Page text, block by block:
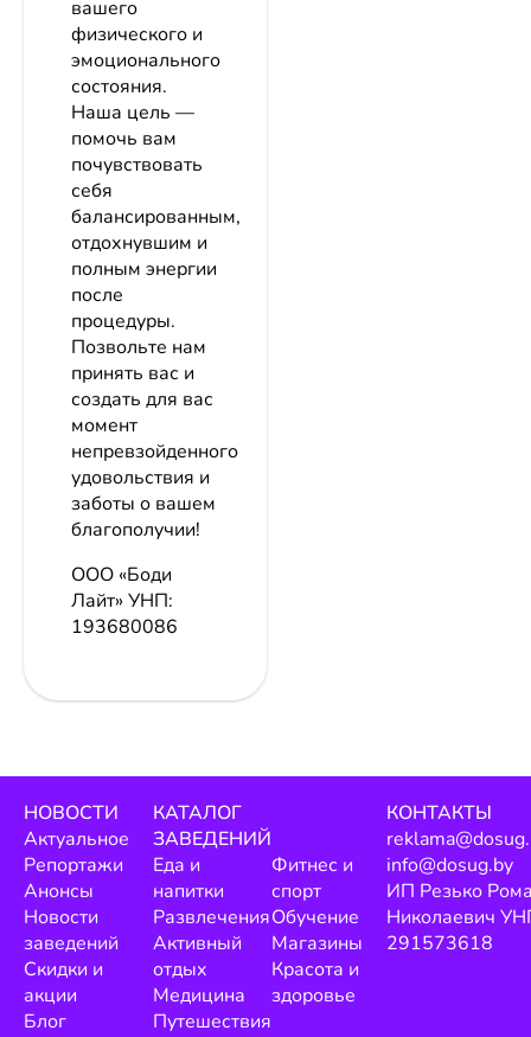
вашего
физического и
эмоционального
состояния.
Наша цель —
помочь вам
почувствовать
себя
балансированным,
отдохнувшим и
полным энергии
после
процедуры.
Позвольте нам
принять вас и
создать для вас
момент
непревзойденного
удовольствия и
заботы о вашем
благополучии!
ООО «Боди
Лайт» УНП:
193680086
НОВОСТИ
Актуальное
Репортажи
Анонсы
Новости
заведений
Скидки и
акции
Блог
КАТАЛОГ
ЗАВЕДЕНИЙ
Еда и
напитки
Развлечения
Активный
отдых
Медицина
Путешествия
Фитнес и
спорт
Обучение
Магазины
Красота и
здоровье
КОНТАКТЫ
info@dosug.by
ИП Резько
Николаевич
291573618